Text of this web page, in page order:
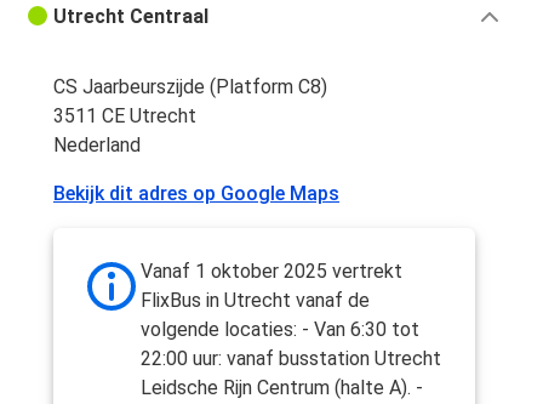
Utrecht Centraal
CS Jaarbeurszijde (Platform C8)
3511 CE Utrecht
Nederland
Bekijk dit adres op Google Maps
Vanaf 1 oktober 2025 vertrekt
FlixBus in Utrecht vanaf de
volgende locaties: - Van 6:30 tot
22:00 uur: vanaf busstation Utrecht
Leidsche Rijn Centrum (halte A). -